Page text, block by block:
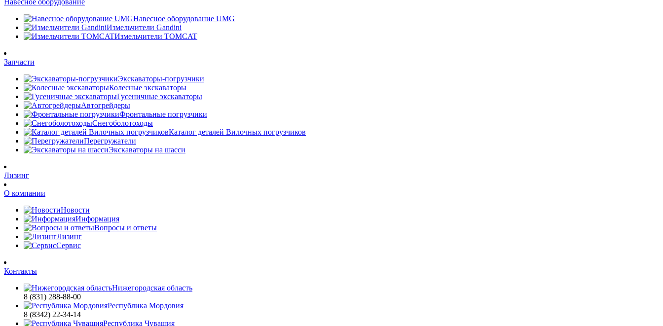
Навесное оборудование
Навесное оборудование UMG
Измельчители Gandini
Измельчители TOMCAT
Запчасти
Экскаваторы-погрузчики
Колесные экскаваторы
Гусеничные экскаваторы
Автогрейдеры
Фронтальные погрузчики
Снегоболотоходы
Каталог деталей Вилочных погрузчиков
Перегружатели
Экскаваторы на шасси
Лизинг
О компании
Новости
Информация
Вопросы и ответы
Лизинг
Сервис
Контакты
Нижегородская область
8 (831) 288-88-00
Республика Мордовия
8 (8342) 22-34-14
Республика Чувашия